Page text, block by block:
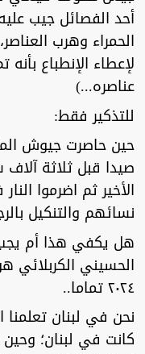
أحد الفصائل جيب
الحمراء وهرب
لإعطاء الإنطباع
عناصره...)
للتذكير فقط:
حين حاصرت جيوش
صيدا قبل ثلاثة
الأخير ثم اضرموا
نسائهم والتنكيل
هل يكفي هذا أم يجب
٢٠٢٤ تماما..
نحن في لبنان
كانت في لبنان؛